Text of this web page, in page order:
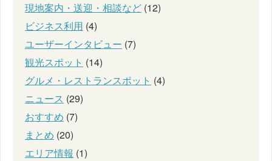
現地案内・送迎・相談など (12)
ビジネス利用 (4)
ユーザーインタビュー (7)
観光スポット (14)
グルメ・レストランスポット (4)
ニュース (29)
おすすめ (7)
まとめ (20)
エリア情報 (1)